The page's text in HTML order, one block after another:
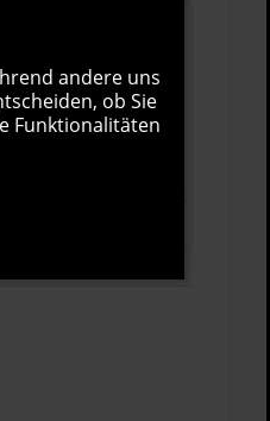
Zeichen übrig
andere uns
ob Sie
Funktionalitäten